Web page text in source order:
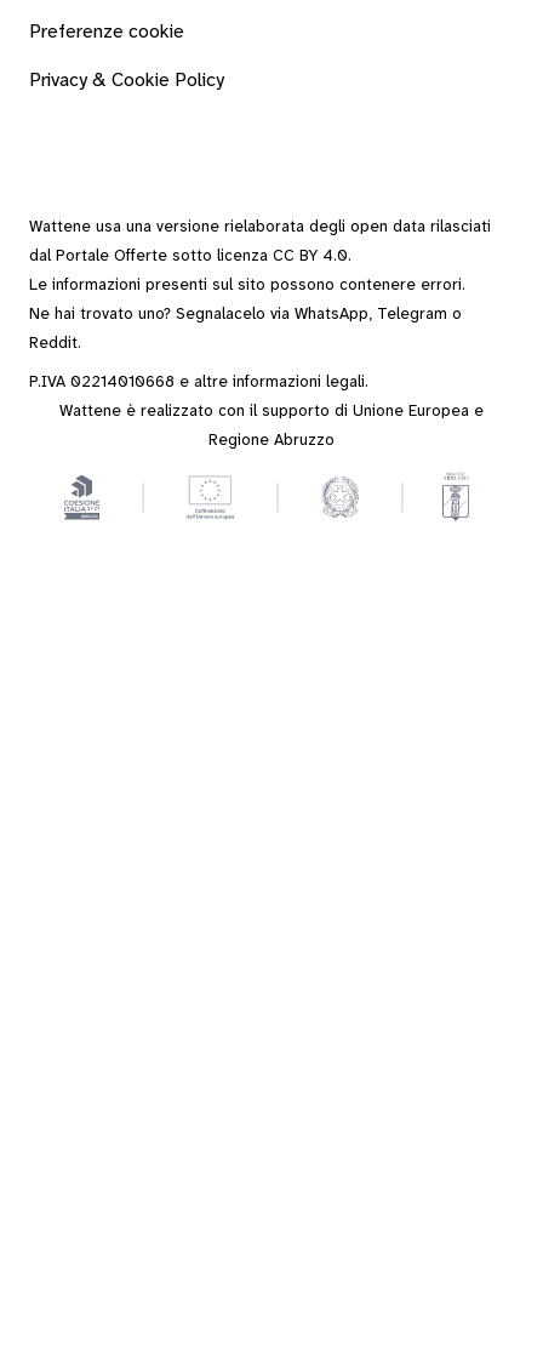
Preferenze cookie
Privacy & Cookie Policy
Wattene usa una versione rielaborata degli open data rilasciati
dal Portale Offerte sotto licenza CC BY 4.0.
Le informazioni presenti sul sito possono contenere errori.
Ne hai trovato uno? Segnalacelo via WhatsApp, Telegram o
Reddit.
P.IVA 02214010668 e altre informazioni legali.
Wattene è realizzato con il supporto di Unione Europea e
Regione Abruzzo